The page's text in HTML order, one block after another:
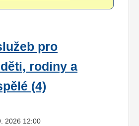
pro
rodiny a
(4)
2026 12:00